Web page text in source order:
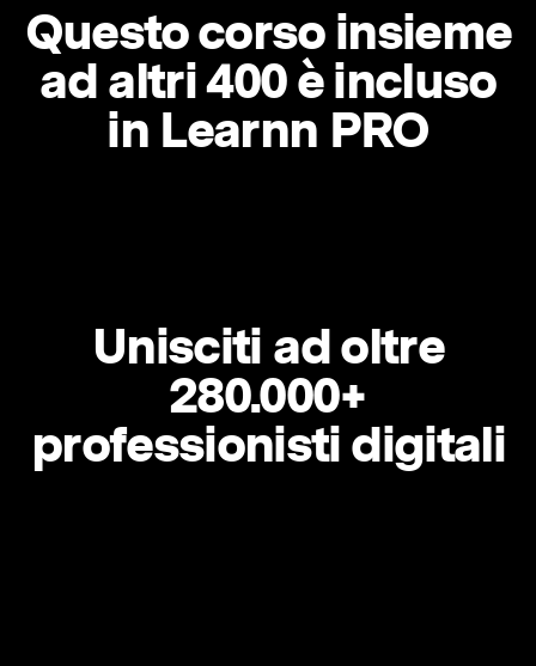
Questo corso insieme
ad altri 400 è incluso
in Learnn PRO
Unisciti ad oltre
280.000+
professionisti digitali